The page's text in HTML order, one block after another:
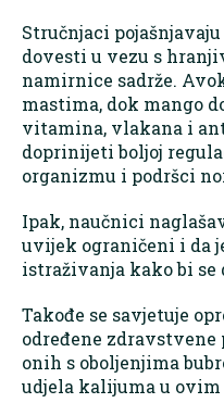
Stručnjaci
dovesti u vezu s
namirnice sadrže.
mastima, dok mango
vitamina, vlakana i
doprinijeti boljoj
organizmu i podršci
Ipak, naučnici
uvijek ograničeni i da
istraživanja kako bi
Takođe se savjetuje
određene zdravstvene
onih s oboljenjima
udjela kalijuma u